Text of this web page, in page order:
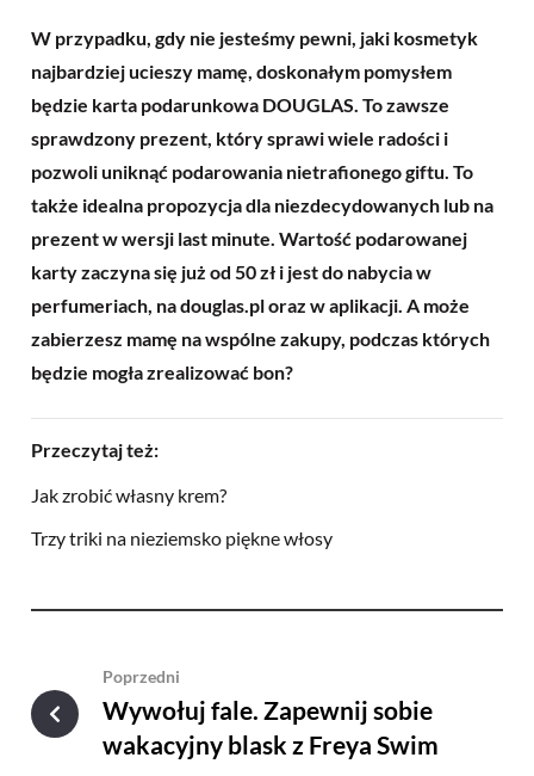
W przypadku, gdy nie jesteśmy pewni, jaki kosmetyk
najbardziej ucieszy mamę, doskonałym pomysłem
będzie karta podarunkowa DOUGLAS. To zawsze
sprawdzony prezent, który sprawi wiele radości i
pozwoli uniknąć podarowania nietrafionego giftu. To
także idealna propozycja dla niezdecydowanych lub na
prezent w wersji last minute. Wartość podarowanej
karty zaczyna się już od 50 zł i jest do nabycia w
perfumeriach, na douglas.pl oraz w aplikacji. A może
zabierzesz mamę na wspólne zakupy, podczas których
będzie mogła zrealizować bon?
Przeczytaj też:
Jak zrobić własny krem?
Trzy triki na nieziemsko piękne włosy
Poprzedni
Wywołuj fale. Zapewnij sobie
wakacyjny blask z Freya Swim